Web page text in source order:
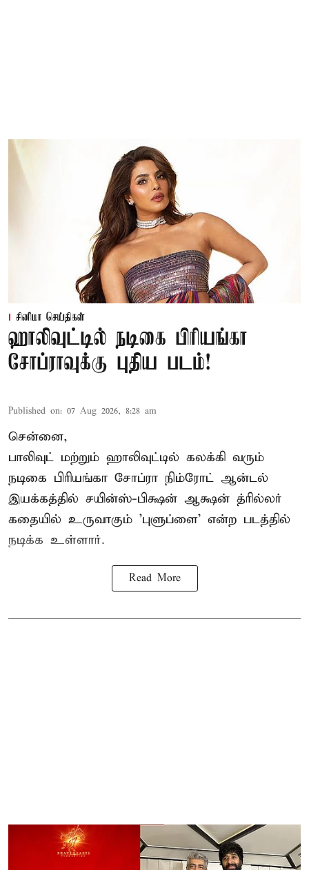
சினிமா செய்திகள்
ஹாலிவுட்டில் நடிகை பிரியங்கா
சோப்ராவுக்கு புதிய படம்!
Published on: 07 Aug 2026, 8:28 am
சென்னை,
பாலிவுட் மற்றும் ஹாலிவுட்டில் கலக்கி வரும்
நடிகை பிரியங்கா சோப்ரா நிம்ரோட் ஆன்டல்
இயக்கத்தில் சயின்ஸ்-பிக்ஷன் ஆக்ஷன் த்ரில்லர்
கதையில் உருவாகும் 'புளுப்ளை' என்ற படத்தில்
நடிக்க உள்ளார்.
Read More